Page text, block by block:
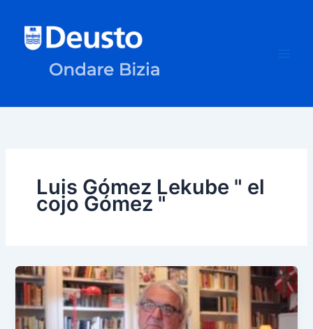
contenido
Luis Gómez Lekube " el
cojo Gómez "